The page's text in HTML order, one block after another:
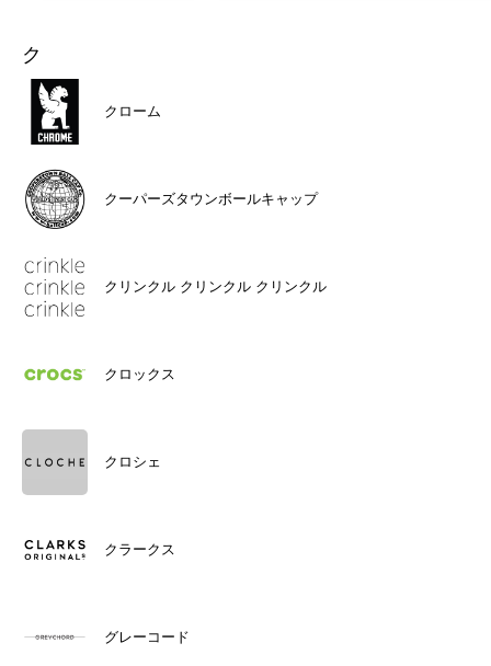
ク
クローム
クーパーズタウンボールキャップ
クリンクル クリンクル クリンクル
クロックス
クロシェ
クラークス
グレーコード